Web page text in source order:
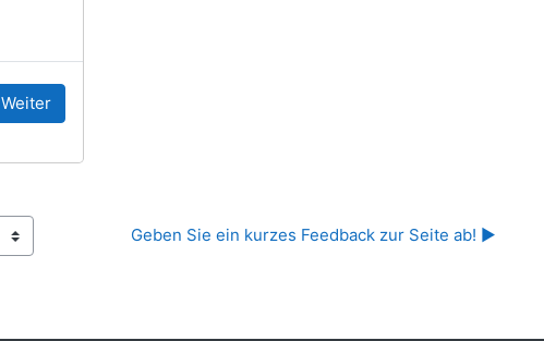
Weiter
Geben Sie ein kurzes Feedback zur Seite ab! ▶︎